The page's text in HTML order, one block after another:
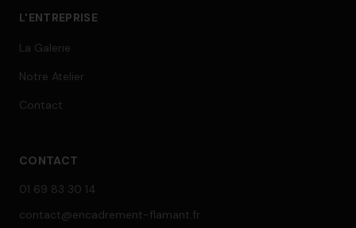
L'ENTREPRISE
La Galerie
Notre Atelier
Contact
CONTACT
01 69 83 30 14
contact@encadrement-flamant.fr